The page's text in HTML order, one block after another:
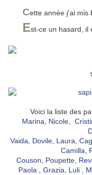
Cette année j'ai mis
Est-ce un hasard, il
Voici la liste des
Marina
Nicole,
Vaida
Dovile, Laura
Camilla
Couson
Poupette,
Paola
Grazia Luli,